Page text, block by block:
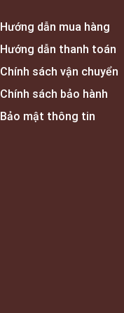
Hướng dẫn mua hàng
Hướng dẫn thanh toán
Chính sách vận chuyển
Chính sách bảo hành
Bảo mật thông tin